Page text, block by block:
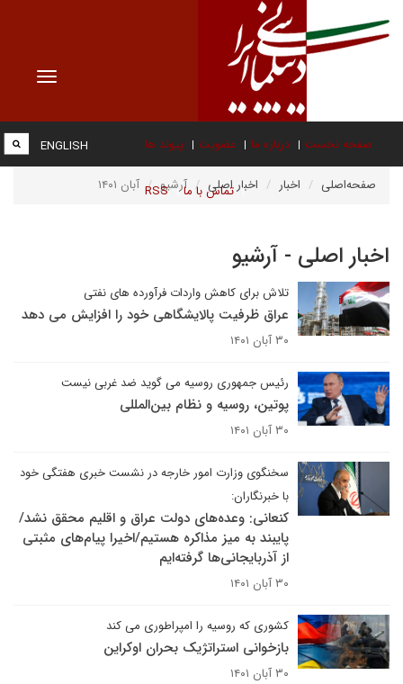
Toggle
صفحه نخست درباره ما عضویت پیوند ها
تماس با ما RSS
ENGLISH
صفحه‌اصلی اخبار اخبار اصلی آرشیو آبان ۱۴۰۱
اخبار اصلی - آرشیو
تلاش برای کاهش واردات فرآورده های نفتی
عراق ظرفیت پالایشگاهی خود را افزایش می دهد
۳۰ آبان ۱۴۰۱
رئیس جمهوری روسیه می گوید ضد غربی نیست
پوتین، روسیه و نظام بین‌المللی
۳۰ آبان ۱۴۰۱
سخنگوی وزارت امور خارجه در نشست خبری هفتگی خود
با خبرنگاران:
کنعانی: وعده‌های دولت عراق و اقلیم محقق نشد/
پایبند به میز مذاکره هستیم/اخیرا پیام‌های مثبتی
از آذربایجانی‌ها گرفته‌ایم
۳۰ آبان ۱۴۰۱
کشوری که روسیه را امپراطوری می کند
بازخوانی استراتژیک بحران اوکراین
۳۰ آبان ۱۴۰۱